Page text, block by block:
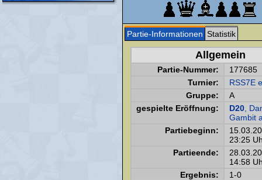
Partie-Informationen Statistik
Allgemein
Partie-Nummer:
177685
Turnier:
RSS7E
Gruppe:
A
gespielte Eröffnung:
D20 ,
Gambit
Partiebeginn:
23:25
Partieende:
14:58
Ergebnis:
1-0